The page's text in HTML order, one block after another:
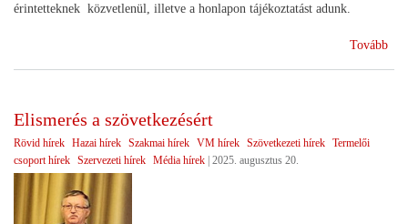
érintetteknek közvetlenül, illetve a honlapon tájékoztatást adunk.
Tovább
Elismerés a szövetkezésért
Rövid hírek Hazai hírek Szakmai hírek VM hírek Szövetkezeti hírek Termelői
csoport hírek Szervezeti hírek Média hírek 2025. augusztus 20.